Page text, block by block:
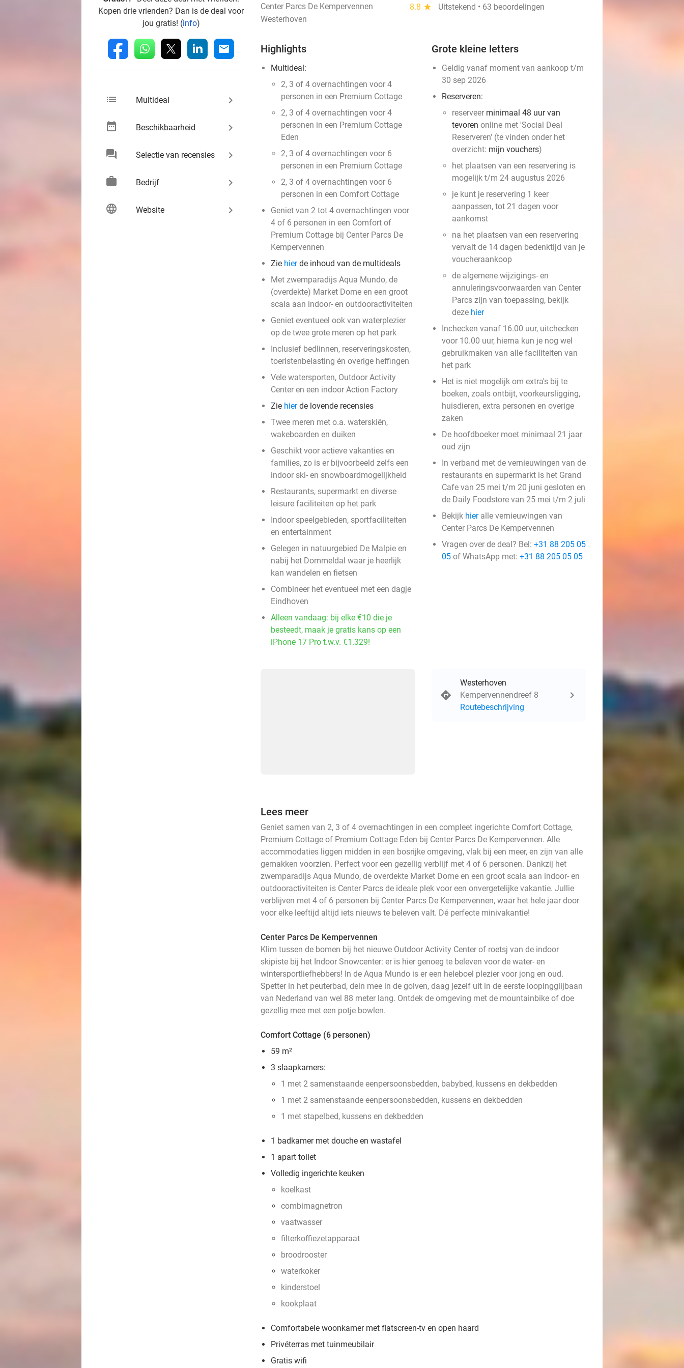
Kopen drie vrienden? Dan is de deal voor
jou gratis! (info)
fb whatsapp linkedin mail
list Multideal keyboard_arrow_right
date_range Beschikbaarheid keyboard_arrow_right
chat Selectie van recensies keyboard_arrow_right
work Bedrijf keyboard_arrow_right
language Website keyboard_arrow_right
Center Parcs De Kempervennen 8.8 star
Uitstekend • 63 beoordelingen
Westerhoven
Highlights
Multideal:
2, 3 of 4 overnachtingen voor 4
personen in een Premium Cottage
2, 3 of 4 overnachtingen voor 4
personen in een Premium Cottage
Eden
2, 3 of 4 overnachtingen voor 6
personen in een Premium Cottage
2, 3 of 4 overnachtingen voor 6
personen in een Comfort Cottage
Geniet van 2 tot 4 overnachtingen voor
4 of 6 personen in een Comfort of
Premium Cottage bij Center Parcs De
Kempervennen
Zie hierde inhoud van de multideals
Met zwemparadijs Aqua Mundo, de
(overdekte) Market Dome en een groot
scala aan indoor- en outdooractiviteiten
Geniet eventueel ook van waterplezier
op de twee grote meren op het park
Inclusief bedlinnen, reserveringskosten,
toeristenbelasting én overige heffingen
Vele watersporten, Outdoor Activity
Center en een indoor Action Factory
Zie hierde lovende recensies
Twee meren met o.a. waterskiën,
wakeboarden en duiken
Geschikt voor actieve vakanties en
families, zo is er bijvoorbeeld zelfs een
indoor ski- en snowboardmogelijkheid
Restaurants, supermarkt en diverse
leisure faciliteiten op het park
Indoor speelgebieden, sportfaciliteiten
en entertainment
Gelegen in natuurgebied De Malpie en
nabij het Dommeldal waar je heerlijk
kan wandelen en fietsen
Combineer het eventueel met een dagje
Eindhoven
Alleen vandaag: bij elke €10 die je
besteedt, maak je gratis kans op een
iPhone 17 Pro t.w.v. €1.329!
Grote kleine letters
Geldig vanaf moment van aankoop t/m
30 sep 2026
Reserveren:
reserveer minimaal 48 uur van
tevoren online met 'Social Deal
Reserveren' (te vinden onder het
overzicht: mijn vouchers)
het plaatsen van een reservering is
mogelijk t/m 24 augustus 2026
je kunt je reservering 1 keer
aanpassen, tot 21 dagen voor
aankomst
na het plaatsen van een reservering
vervalt de 14 dagen bedenktijd van je
voucheraankoop
de algemene wijzigings- en
annuleringsvoorwaarden van Center
Parcs zijn van toepassing, bekijk
deze hier
Inchecken vanaf 16.00 uur, uitchecken
voor 10.00 uur, hierna kun je nog wel
gebruikmaken van alle faciliteiten van
het park
Het is niet mogelijk om extra's bij te
boeken, zoals ontbijt, voorkeursligging,
huisdieren, extra personen en overige
zaken
De hoofdboeker moet minimaal 21 jaar
oud zijn
In verband met de vernieuwingen van de
restaurants en supermarkt is het Grand
Cafe van 25 mei t/m 20 juni gesloten en
de Daily Foodstore van 25 mei t/m 2 juli
Bekijk hieralle vernieuwingen van
Center Parcs De Kempervennen
Vragen over de deal? Bel: +31 88 205 05
05 of WhatsApp met: +31 88 205 05 05
Westerhoven
Kempervennendreef 8
Routebeschrijving
Lees meer
Geniet samen van 2, 3 of 4 overnachtingen in een compleet ingerichte Comfort Cottage,
Premium Cottage of Premium Cottage Eden bij Center Parcs De Kempervennen. Alle
accommodaties liggen midden in een bosrijke omgeving, vlak bij een meer, en zijn van alle
gemakken voorzien. Perfect voor een gezellig verblijf met 4 of 6 personen. Dankzij het
zwemparadijs Aqua Mundo, de overdekte Market Dome en een groot scala aan indoor- en
outdooractiviteiten is Center Parcs de ideale plek voor een onvergetelijke vakantie. Jullie
verblijven met 4 of 6 personen bij Center Parcs De Kempervennen, waar het hele jaar door
voor elke leeftijd altijd iets nieuws te beleven valt. Dé perfecte minivakantie!
Center Parcs De Kempervennen
Klim tussen de bomen bij het nieuwe Outdoor Activity Center of roetsj van de indoor
skipiste bij het Indoor Snowcenter: er is hier genoeg te beleven voor de water- en
wintersportliefhebbers! In de Aqua Mundo is er een heleboel plezier voor jong en oud.
Spetter in het peuterbad, dein mee in de golven, daag jezelf uit in de eerste loopingglijbaan
van Nederland van wel 88 meter lang. Ontdek de omgeving met de mountainbike of doe
gezellig mee met een potje bowlen.
Comfort Cottage (6 personen)
59 m²
3 slaapkamers:
1 met 2 samenstaande eenpersoonsbedden, babybed, kussens en dekbedden
1 met 2 samenstaande eenpersoonsbedden, kussens en dekbedden
1 met stapelbed, kussens en dekbedden
1 badkamer met douche en wastafel
1 apart toilet
Volledig ingerichte keuken
koelkast
combimagnetron
vaatwasser
filterkoffiezetapparaat
broodrooster
waterkoker
kinderstoel
kookplaat
Comfortabele woonkamer met flatscreen-tv en open haard
Privéterras met tuinmeubilair
Gratis wifi